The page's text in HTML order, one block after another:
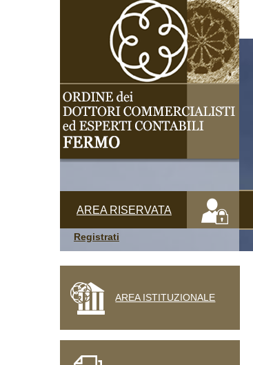
AREA RISERVATA
Registrati
AREA ISTITUZIONALE